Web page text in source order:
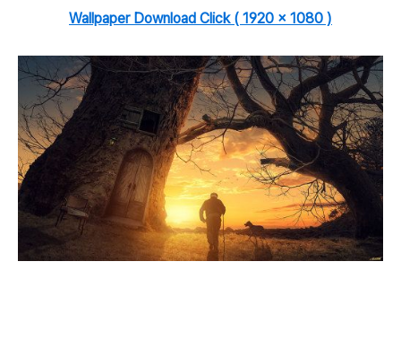
Wallpaper Download Click ( 1920 x 1080 )